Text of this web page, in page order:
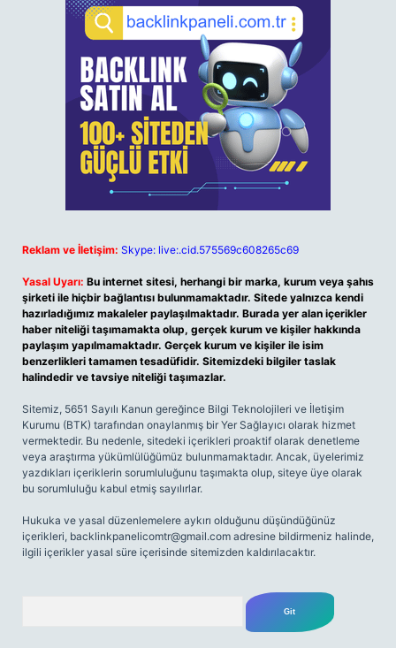
Reklam ve İletişim: Skype: live:.cid.575569c608265c69
Yasal Uyarı: Bu internet sitesi, herhangi bir marka, kurum veya şahıs
şirketi ile hiçbir bağlantısı bulunmamaktadır. Sitede yalnızca kendi
hazırladığımız makaleler paylaşılmaktadır. Burada yer alan içerikler
haber niteliği taşımamakta olup, gerçek kurum ve kişiler hakkında
paylaşım yapılmamaktadır. Gerçek kurum ve kişiler ile isim
benzerlikleri tamamen tesadüfidir. Sitemizdeki bilgiler taslak
halindedir ve tavsiye niteliği taşımazlar.
Sitemiz, 5651 Sayılı Kanun gereğince Bilgi Teknolojileri ve İletişim
Kurumu (BTK) tarafından onaylanmış bir Yer Sağlayıcı olarak hizmet
vermektedir. Bu nedenle, sitedeki içerikleri proaktif olarak denetleme
veya araştırma yükümlülüğümüz bulunmamaktadır. Ancak, üyelerimiz
yazdıkları içeriklerin sorumluluğunu taşımakta olup, siteye üye olarak
bu sorumluluğu kabul etmiş sayılırlar.
Hukuka ve yasal düzenlemelere aykırı olduğunu düşündüğünüz
içerikleri, backlinkpanelicomtr@gmail.com adresine bildirmeniz halinde,
ilgili içerikler yasal süre içerisinde sitemizden kaldırılacaktır.